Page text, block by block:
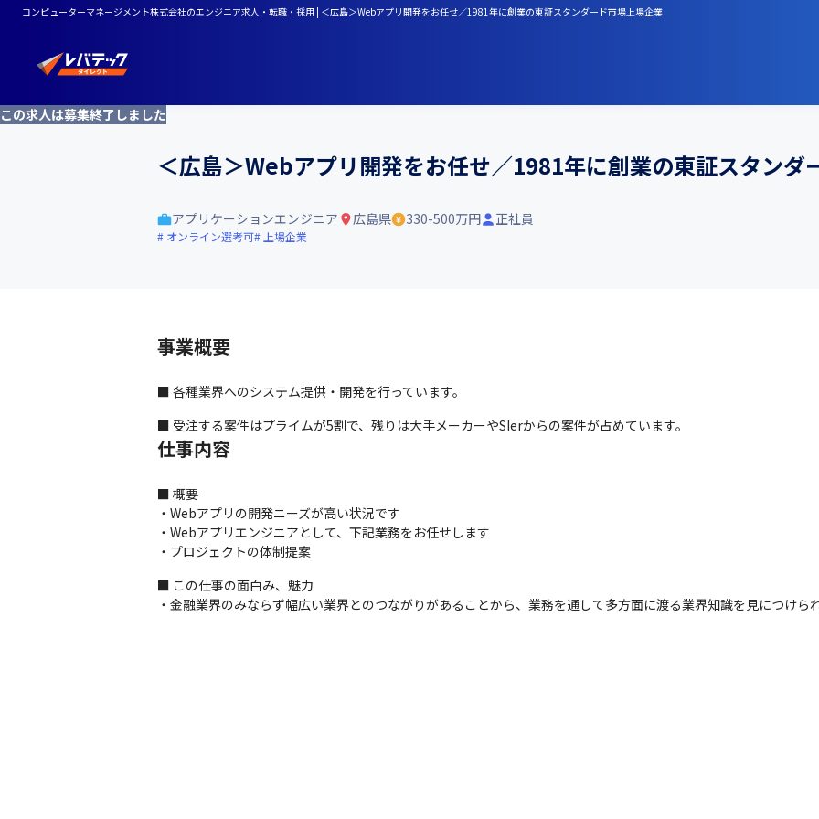
コンピューターマネージメント株式会社のエンジニア求人・転職・採用 | ＜広島＞Webアプリ開発をお任せ／1981年に創業の東証スタンダード市場上場企業
この求人は募集終了しました
＜広島＞Webアプリ開発をお任せ／1981年に創業の東証スタンダ
アプリケーションエンジニア 広島県 330-500万円 正社員
オンライン選考可 上場企業
事業概要
■ 各種業界へのシステム提供・開発を行っています。
■ 受注する案件はプライムが5割で、残りは大手メーカーやSIerからの案件が占めています。
仕事内容
■ 概要
・Webアプリの開発ニーズが高い状況です
・Webアプリエンジニアとして、下記業務をお任せします
・プロジェクトの体制提案
■ この仕事の面白み、魅力
・金融業界のみならず幅広い業界とのつながりがあることから、業務を通して多方面に渡る業界知識を見につけら